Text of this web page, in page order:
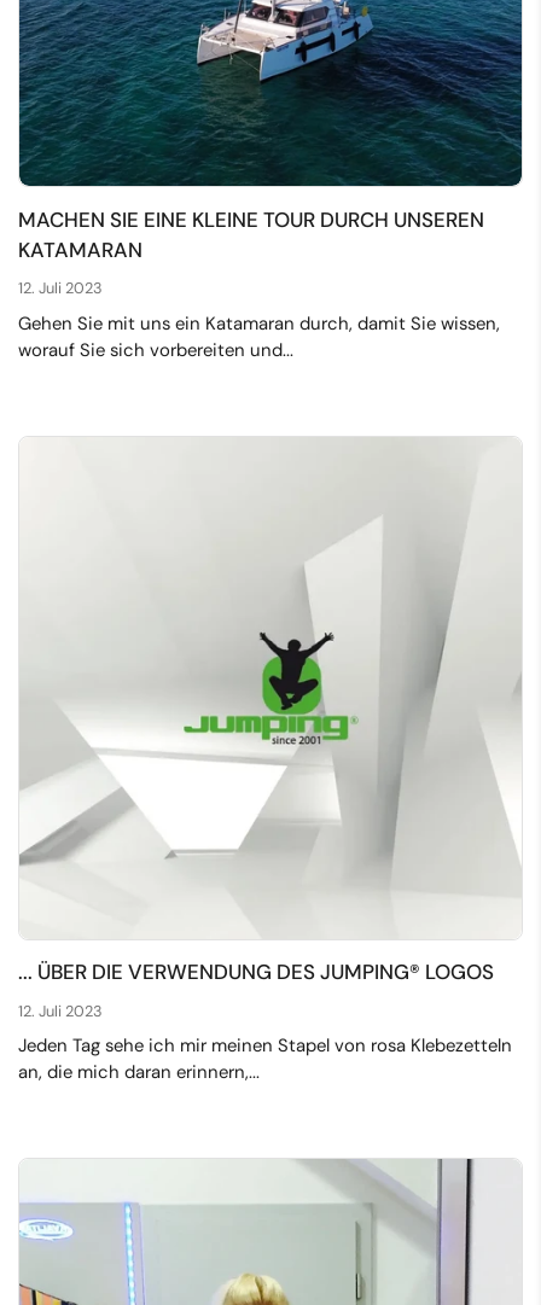
MACHEN SIE EINE KLEINE TOUR DURCH UNSEREN
KATAMARAN
12. Juli 2023
Gehen Sie mit uns ein Katamaran durch, damit Sie wissen,
worauf Sie sich vorbereiten und...
... ÜBER DIE VERWENDUNG DES JUMPING® LOGOS
12. Juli 2023
Jeden Tag sehe ich mir meinen Stapel von rosa Klebezetteln
an, die mich daran erinnern,...